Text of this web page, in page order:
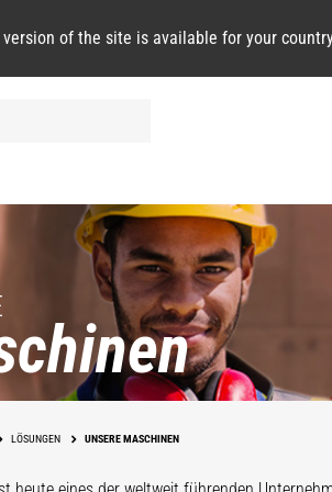
version of the site is available for your
LÖSUNGEN UNSERE MASCHINEN